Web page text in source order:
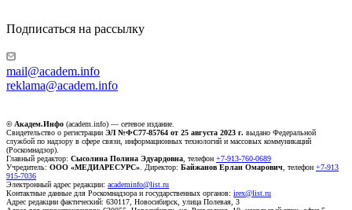
Подписаться на рассылку
mail@academ.info
reklama@academ.info
© Академ.Инфо (academ.info) — сетевое издание.
Свидетельство о регистрации ЭЛ №ФС77-85764 от 25 августа 2023 г. выдано Федеральной
службой по надзору в сфере связи, информационных технологий и массовых коммуникаций
(Роскомнадзор).
Главный редактор: Сысолина Полина Эдуардовна , телефон +7-913-760-0689
Учредитель: ООО «МЕДИАРЕСУРС» . Директор: Байжанов Ерлан Омарович , телефон +7-913
915-7036
Электронный адрес редакции: academinfo@list.ru
Контактные данные для Роскомнадзора и государственных органов: irex@list.ru
Адрес редакции фактический: 630117, Новосибирск, улица Полевая, 3